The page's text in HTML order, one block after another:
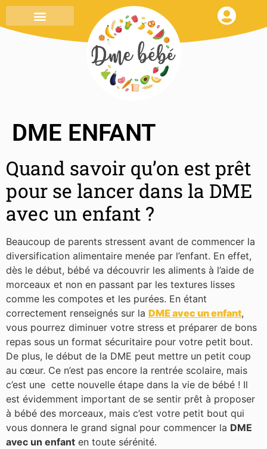
DME ENFANT
Quand savoir qu’on est prêt
pour se lancer dans la DME
avec un enfant ?
Beaucoup de parents stressent avant de commencer la
diversification alimentaire menée par l’enfant. En effet,
dès le début, bébé va découvrir les aliments à l’aide de
morceaux et non en passant par les textures lisses
comme les compotes et les purées. En étant
correctement renseignés sur la DME avec un enfant,
vous pourrez diminuer votre stress et préparer de bons
repas sous un format sécuritaire pour votre petit bout.
De plus, le début de la DME peut mettre un petit coup
au cœur. Ce n’est pas encore la rentrée scolaire, mais
c’est une cette nouvelle étape dans la vie de bébé ! Il
est évidemment important de se sentir prêt à proposer
à bébé des morceaux, mais c’est votre petit bout qui
vous donnera le grand signal pour commencer la DME
avec un enfant en toute sérénité.